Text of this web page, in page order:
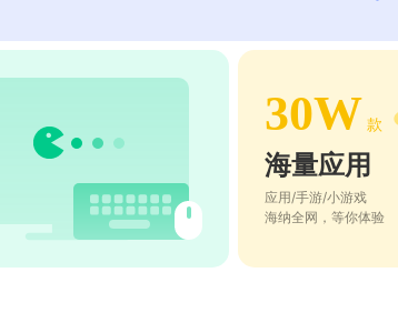
30W 款
海量应用
应用/手游/小游戏
海纳全网，等你体验